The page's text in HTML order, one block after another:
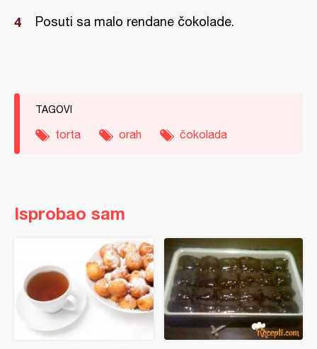
Posuti sa malo rendane čokolade.
TAGOVI
torta orah čokolada
Isprobao sam